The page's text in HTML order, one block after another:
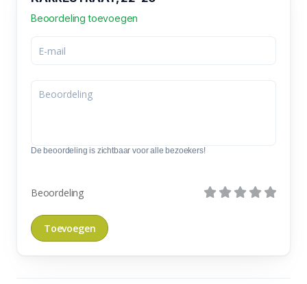
Beoordeling toevoegen
De beoordeling is zichtbaar voor alle bezoekers!
Beoordeling